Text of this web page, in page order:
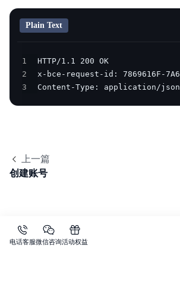
Plain Text
1
2
3
Content-Type: application/json
上一篇
创建账号
电话客服微信咨询活动权益